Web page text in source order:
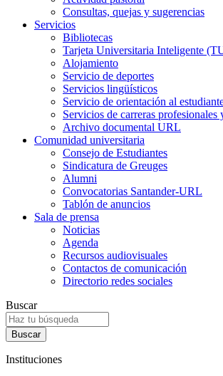
Consultas, quejas y sugerencias
Servicios
Bibliotecas
Tarjeta Universitaria Inteligente
Alojamiento
Servicio de deportes
Servicios lingüísticos
Servicio de orientación al
Servicios de carreras profesionales
Archivo documental URL
Comunidad universitaria
Consejo de Estudiantes
Sindicatura de Greuges
Alumni
Convocatorias Santander-URL
Tablón de anuncios
Sala de prensa
Noticias
Agenda
Recursos audiovisuales
Contactos de comunicación
Directorio redes sociales
Buscar
Instituciones